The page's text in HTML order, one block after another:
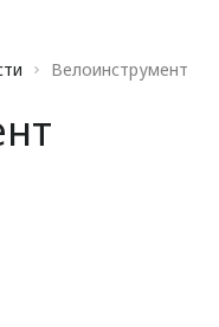
Велоинструмент